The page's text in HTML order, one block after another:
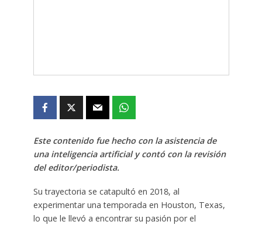
Este contenido fue hecho con la asistencia de
una inteligencia artificial y contó con la revisión
del editor/periodista.
Su trayectoria se catapultó en 2018, al
experimentar una temporada en Houston, Texas,
lo que le llevó a encontrar su pasión por el